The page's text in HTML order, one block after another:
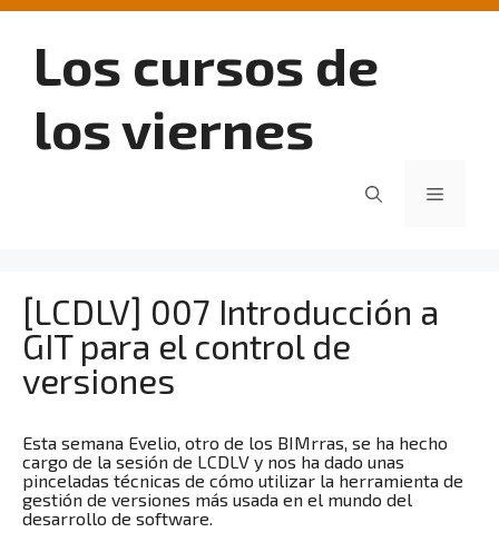
Saltar
contenidoLos cursos de
los viernes
Menú
[LCDLV] 007 Introducción a
GIT para el control de
versiones
Esta semana Evelio, otro de los BIMrras, se ha hecho
cargo de la sesión de LCDLV y nos ha dado unas
pinceladas técnicas de cómo utilizar la herramienta de
gestión de versiones más usada en el mundo del
desarrollo de software.